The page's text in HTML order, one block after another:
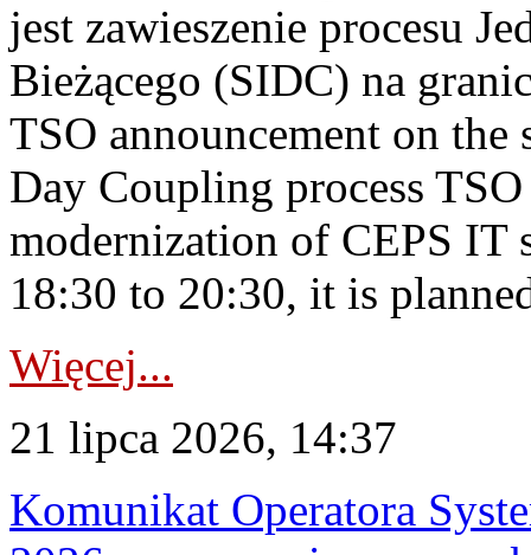
jest zawieszenie procesu
Bieżącego (SIDC) na
TSO announcement on
Day Coupling process
modernization of CEPS IT
18:30 to 20:30, it is
Więcej...
21 lipca 2026, 14:37
Komunikat Operatora